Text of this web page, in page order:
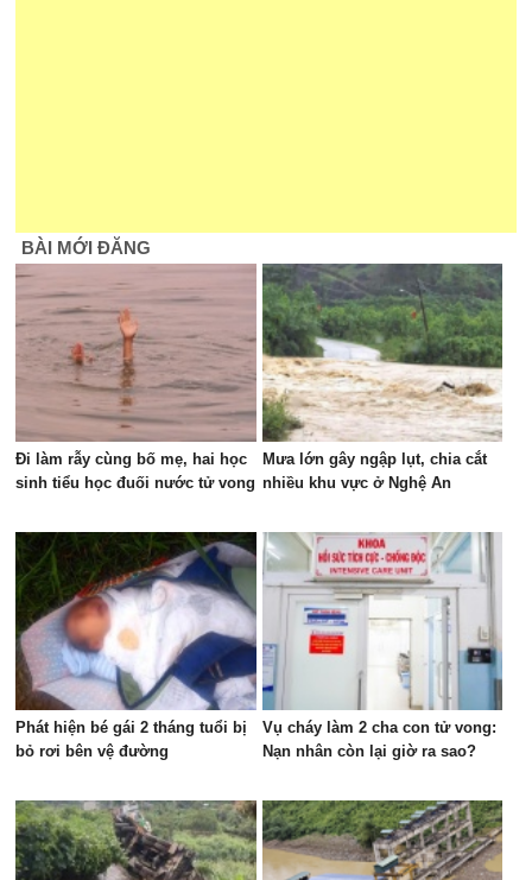
BÀI MỚI ĐĂNG
Đi làm rẫy cùng bố mẹ, hai học
sinh tiểu học đuối nước tử vong
Mưa lớn gây ngập lụt, chia cắt
nhiều khu vực ở Nghệ An
Phát hiện bé gái 2 tháng tuổi bị
bỏ rơi bên vệ đường
Vụ cháy làm 2 cha con tử vong:
Nạn nhân còn lại giờ ra sao?